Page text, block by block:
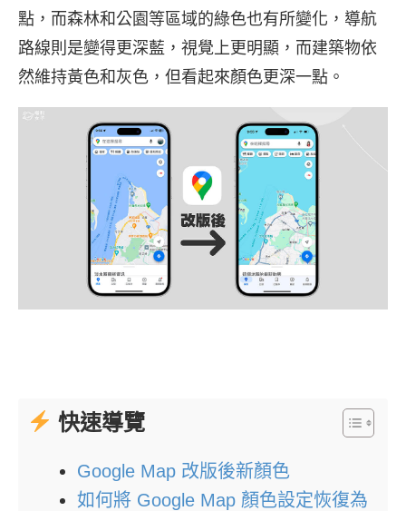
點，而森林和公園等區域的綠色也有所變化，導航
路線則是變得更深藍，視覺上更明顯，而建築物依
然維持黃色和灰色，但看起來顏色更深一點。
快速導覽
Google Map 改版後新顏色
如何將 Google Map 顏色設定恢復為